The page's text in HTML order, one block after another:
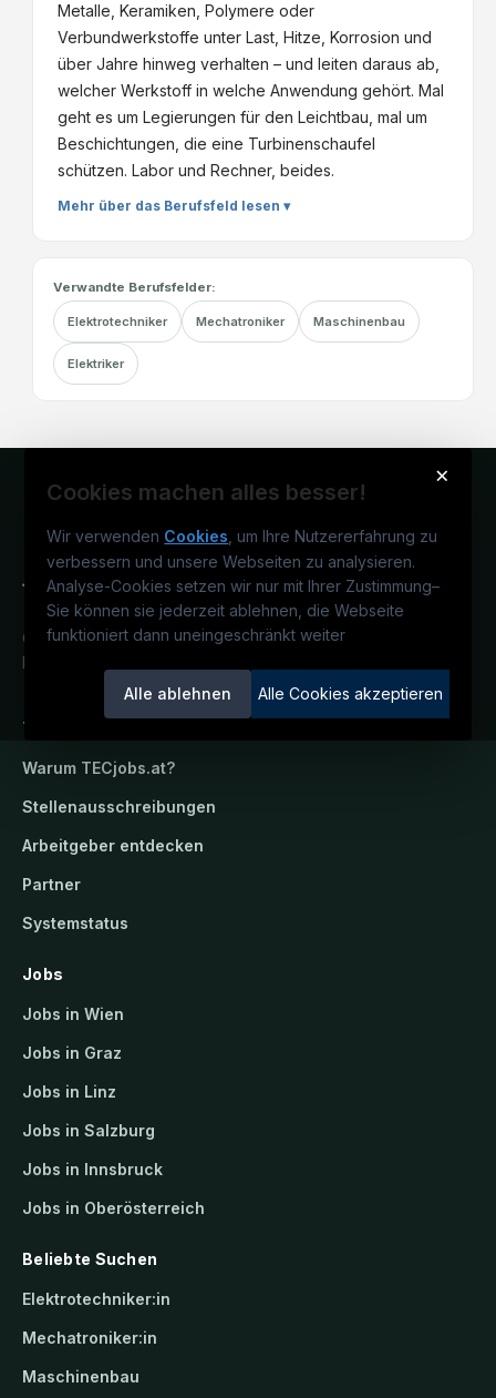
Metalle, Keramiken, Polymere oder
Verbundwerkstoffe unter Last, Hitze, Korrosion und
über Jahre hinweg verhalten – und leiten daraus ab,
welcher Werkstoff in welche Anwendung gehört. Mal
geht es um Legierungen für den Leichtbau, mal um
Beschichtungen, die eine Turbinenschaufel
schützen. Labor und Rechner, beides.
Mehr über das Berufsfeld lesen ▾
Verwandte Berufsfelder:
Elektrotechniker Mechatroniker Maschinenbau
Elektriker
×
Cookies machen alles besser!
Wir verwenden Cookies , um Ihre Nutzererfahrung zu
verbessern und unsere Webseiten zu analysieren.
Analyse-Cookies setzen wir nur mit Ihrer Zustimmung–
Sie können sie jederzeit ablehnen, die Webseite
funktioniert dann uneingeschränkt weiter
Alle ablehnen Alle Cookies akzeptieren
Österreichs technisches Karriereportal.
Ein Service der candidatis GmbH.
TECjobs.at
Warum TECjobs.at?
Stellenausschreibungen
Arbeitgeber entdecken
Partner
Systemstatus
Jobs
Jobs in Wien
Jobs in Graz
Jobs in Linz
Jobs in Salzburg
Jobs in Innsbruck
Jobs in Oberösterreich
Beliebte Suchen
Elektrotechniker:in
Mechatroniker:in
Maschinenbau